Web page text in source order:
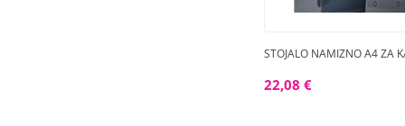
STOJALO NAMIZNO A4 ZA
22,08 €